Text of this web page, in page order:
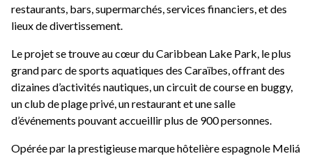
restaurants, bars, supermarchés, services financiers, et des
lieux de divertissement.
Le projet se trouve au cœur du Caribbean Lake Park, le plus
grand parc de sports aquatiques des Caraïbes, offrant des
dizaines d’activités nautiques, un circuit de course en buggy,
un club de plage privé, un restaurant et une salle
d’événements pouvant accueillir plus de 900 personnes.
Opérée par la prestigieuse marque hôtelière espagnole Meliá